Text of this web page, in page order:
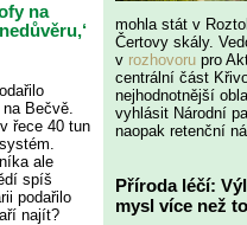
na
Bečvě.
řece 40 tun
ale
spíš
podařilo
najít?
mohla stát v
Čertovy skály.
v rozhovoru pro
centrální část
nejhodnotnější
vyhlásit Národní
naopak retenční
Příroda léčí:
mysl více než